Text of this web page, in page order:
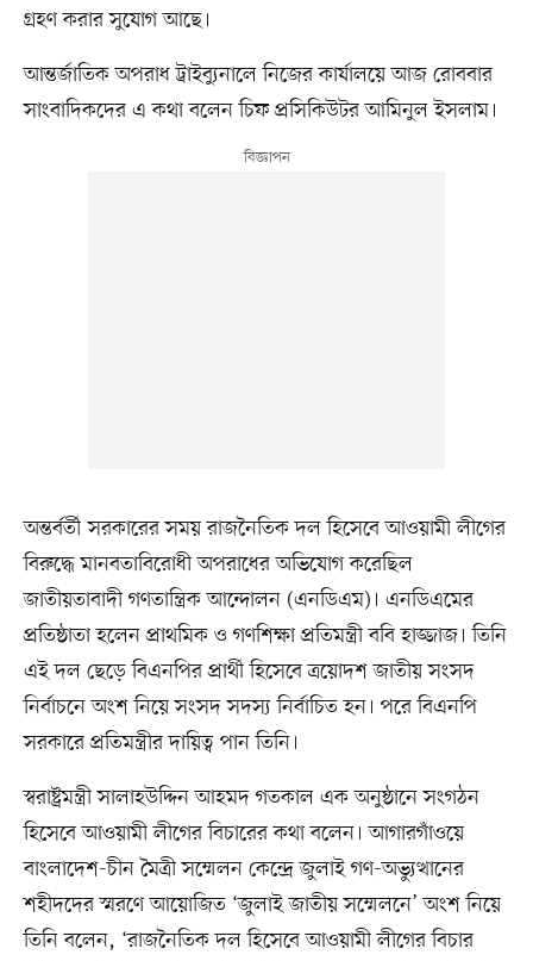
গ্রহণ করার সুযোগ আছে।
আন্তর্জাতিক অপরাধ ট্রাইব্যুনালে নিজের কার্যালয়ে আজ রোববার
সাংবাদিকদের এ কথা বলেন চিফ প্রসিকিউটর আমিনুল ইসলাম।
অন্তর্বর্তী সরকারের সময় রাজনৈতিক দল হিসেবে আওয়ামী লীগের
বিরুদ্ধে মানবতাবিরোধী অপরাধের অভিযোগ করেছিল
জাতীয়তাবাদী গণতান্ত্রিক আন্দোলন (এনডিএম)। এনডিএমের
প্রতিষ্ঠাতা হলেন প্রাথমিক ও গণশিক্ষা প্রতিমন্ত্রী ববি হাজ্জাজ। তিনি
এই দল ছেড়ে বিএনপির প্রার্থী হিসেবে ত্রয়োদশ জাতীয় সংসদ
নির্বাচনে অংশ নিয়ে সংসদ সদস্য নির্বাচিত হন। পরে বিএনপি
সরকারে প্রতিমন্ত্রীর দায়িত্ব পান তিনি।
স্বরাষ্ট্রমন্ত্রী সালাহউদ্দিন আহমদ গতকাল এক অনুষ্ঠানে সংগঠন
হিসেবে আওয়ামী লীগের বিচারের কথা বলেন। আগারগাঁওয়ে
বাংলাদেশ-চীন মৈত্রী সম্মেলন কেন্দ্রে জুলাই গণ-অভ্যুত্থানের
শহীদদের স্মরণে আয়োজিত ‘জুলাই জাতীয় সম্মেলনে’ অংশ নিয়ে
তিনি বলেন, ‘রাজনৈতিক দল হিসেবে আওয়ামী লীগের বিচার